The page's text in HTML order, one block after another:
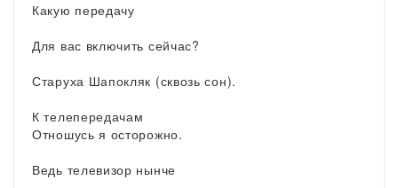
Какую передачу
Для вас включить сейчас?
Старуха Шапокляк (сквозь сон).
К телепередачам
Отношусь я осторожно.
Ведь телевизор нынче